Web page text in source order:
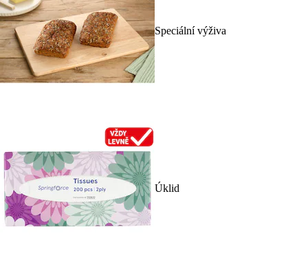
Speciální výživa
Úklid